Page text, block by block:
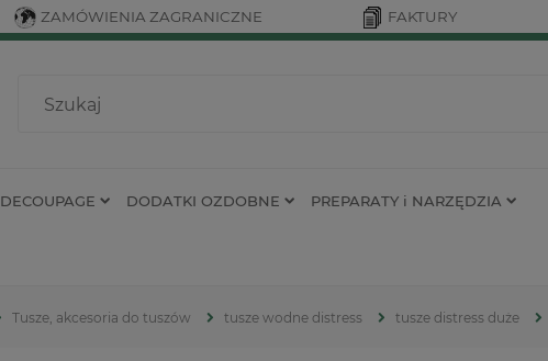
ZAMÓWIENIA ZAGRANICZNE FAKTURY
DECOUPAGE DODATKI OZDOBNE PREPARATY i NARZĘDZIA
Tusze, akcesoria do tuszów tusze wodne distress tusze distress duże